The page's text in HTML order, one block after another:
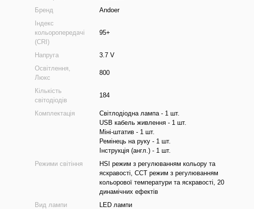
Бренд
Andoer
Індекс
кольоропередачі
(CRI)
95+
Напруга
3.7 V
Освітлення,
Люкс
800
Кількість
світодіодів
184
Комплектація
Світлодіодна лампа - 1 шт.
USB кабель живлення - 1 шт.
Міні-штатив - 1 шт.
Ремінець на руку - 1 шт.
Інструкція (англ.) - 1 шт.
Режими світіння
HSI режим з регулюванням кольору та
яскравості, CCT режим з регулюванням
кольорової температури та яскравості, 20
динамічних ефектів
Вид лампи
LED лампи